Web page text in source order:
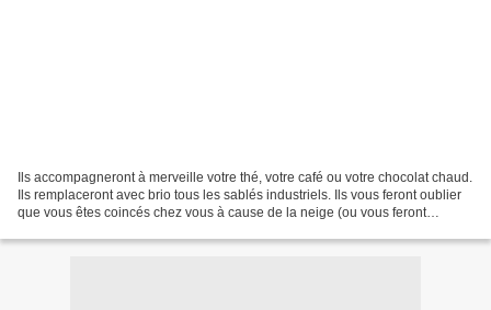
Ils accompagneront à merveille votre thé, votre café ou votre chocolat chaud.
Ils remplaceront avec brio tous les sablés industriels. Ils vous feront oublier
que vous êtes coincés chez vous à cause de la neige (ou vous feront